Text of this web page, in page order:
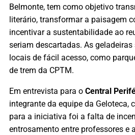
Belmonte, tem como objetivo
literário, transformar a paisagem
incentivar a sustentabilidade ao
seriam descartadas. As
locais de fácil acesso, como
de trem da CPTM.
Em entrevista para o Central
integrante da equipe da Geloteca,
para a iniciativa foi a falta de
entrosamento entre professores e